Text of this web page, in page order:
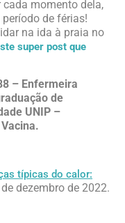
momento dela,
de férias!
na ida à praia no
super post que
– Enfermeira
de
UNIP –
típicas do calor:
dezembro de 2022.